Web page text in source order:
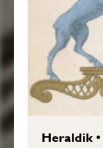
Heraldik•